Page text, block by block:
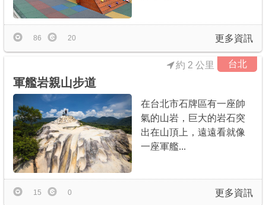
更多資訊
86 20
台北
軍艦岩親山步道
約 2 公里
在台北市石牌區有一座帥
氣的山岩，巨大的岩石突
出在山頂上，遠遠看就像
一座軍艦...
更多資訊
15 0